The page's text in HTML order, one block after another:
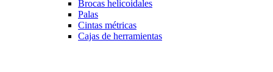
Brocas helicoidales
Palas
Cintas métricas
Cajas de herramientas